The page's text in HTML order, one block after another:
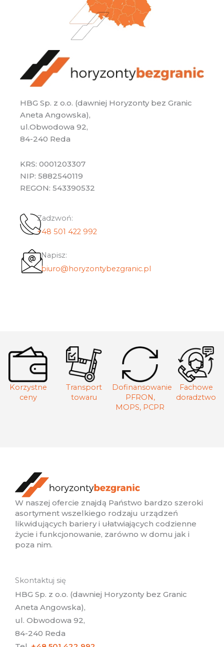
HBG Sp. z o.o. (dawniej Horyzonty bez Granic
Aneta Angowska),
ul.Obwodowa 92,
84-240 Reda
KRS: 0001203307
NIP: 5882540119
REGON: 543390532
Zadzwoń:
+48 501 422 992
Napisz:
biuro@horyzontybezgranic.pl
Korzystne
ceny
Transport
towaru
Dofinansowanie
PFRON,
MOPS, PCPR
Fachowe
doradztwo
W naszej ofercie znajdą Państwo bardzo szeroki
asortyment wszelkiego rodzaju urządzeń
likwidujących bariery i ułatwiających codzienne
życie i funkcjonowanie, zarówno w domu jak i
poza nim.
Skontaktuj się
HBG Sp. z o.o. (dawniej Horyzonty bez Granic
Aneta Angowska),
ul. Obwodowa 92,
84-240 Reda